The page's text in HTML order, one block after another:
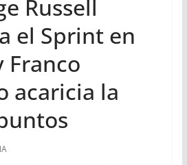
Russell
el Sprint en
Franco
acaricia la